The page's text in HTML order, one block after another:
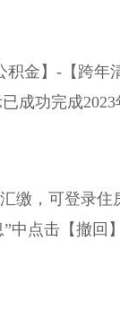
金】-【跨年
成功完成2023
，可登录住
中点击【撤回